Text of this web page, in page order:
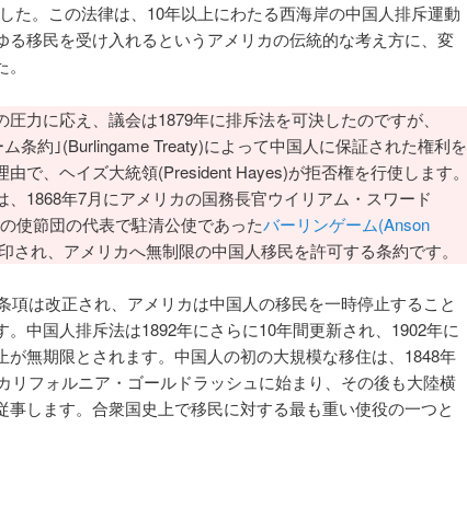
た。この法律は、10年以上にわたる西海岸の中国人排斥運動
る移民を受け入れるというアメリカの伝統的な考え方に、変
力に応え、議会は1879年に排斥法を可決したのですが、
条約｣(Burlingame Treaty)によって中国人に保証された権利を
で、ヘイズ大統領(President Hayes)が拒否権を行使します。
、1868年7月にアメリカの国務長官ウイリアム・スワード
使節団の代表で駐清公使であったバーリンゲーム(Anson
され、アメリカへ無制限の中国人移民を許可する条約です。
項は改正され、アメリカは中国人の移民を一時停止すること
。中国人排斥法は1892年にさらに10年間更新され、1902年に
が無期限とされます。中国人の初の大規模な移住は、1848年
リフォルニア・ゴールドラッシュに始まり、その後も大陸横
事します。合衆国史上で移民に対する最も重い使役の一つと